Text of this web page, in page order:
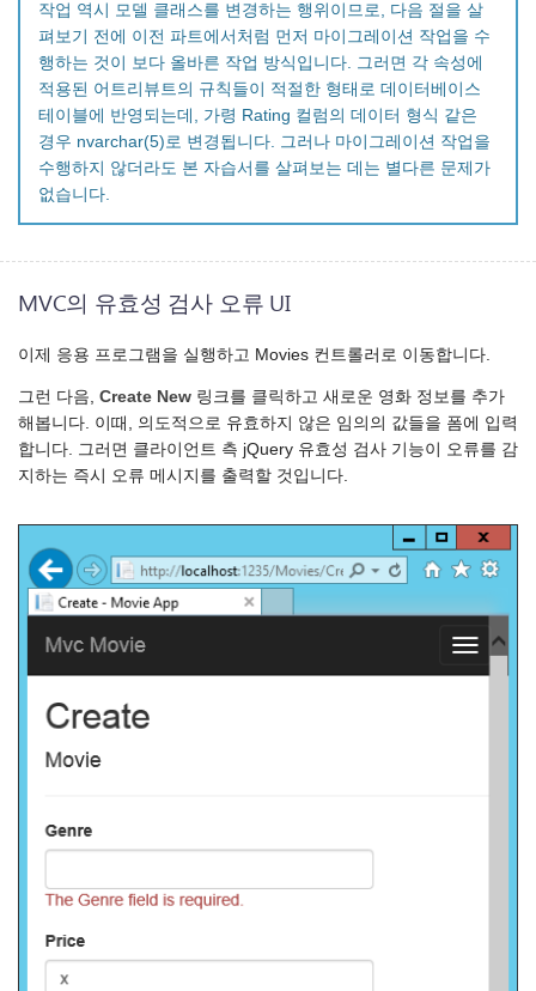
작업 역시 모델 클래스를 변경하는 행위이므로, 다음 절을 살
펴보기 전에 이전 파트에서처럼 먼저 마이그레이션 작업을 수
행하는 것이 보다 올바른 작업 방식입니다. 그러면 각 속성에
적용된 어트리뷰트의 규칙들이 적절한 형태로 데이터베이스
테이블에 반영되는데, 가령 Rating 컬럼의 데이터 형식 같은
경우 nvarchar(5)로 변경됩니다. 그러나 마이그레이션 작업을
수행하지 않더라도 본 자습서를 살펴보는 데는 별다른 문제가
없습니다.
MVC의 유효성 검사 오류 UI
이제 응용 프로그램을 실행하고 Movies 컨트롤러로 이동합니다.
그런 다음, Create New 링크를 클릭하고 새로운 영화 정보를 추가
해봅니다. 이때, 의도적으로 유효하지 않은 임의의 값들을 폼에 입력
합니다. 그러면 클라이언트 측 jQuery 유효성 검사 기능이 오류를 감
지하는 즉시 오류 메시지를 출력할 것입니다.